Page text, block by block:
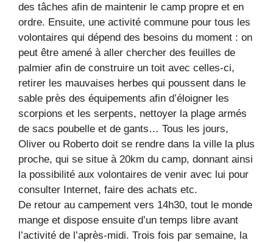
des tâches afin de maintenir le camp propre et en
ordre. Ensuite, une activité commune pour tous les
volontaires qui dépend des besoins du moment : on
peut être amené à aller chercher des feuilles de
palmier afin de construire un toit avec celles-ci,
retirer les mauvaises herbes qui poussent dans le
sable près des équipements afin d’éloigner les
scorpions et les serpents, nettoyer la plage armés
de sacs poubelle et de gants… Tous les jours,
Oliver ou Roberto doit se rendre dans la ville la plus
proche, qui se situe à 20km du camp, donnant ainsi
la possibilité aux volontaires de venir avec lui pour
consulter Internet, faire des achats etc.
De retour au campement vers 14h30, tout le monde
mange et dispose ensuite d’un temps libre avant
l’activité de l’après-midi. Trois fois par semaine, la